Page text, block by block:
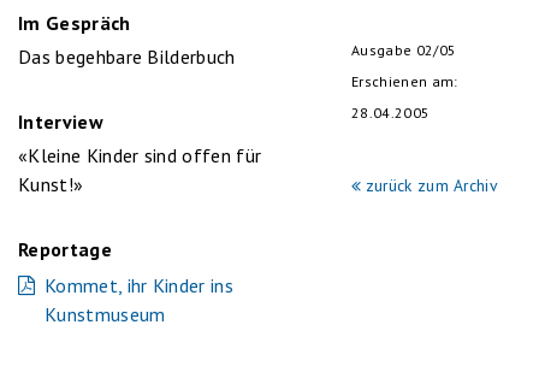
Im Gespräch
Das begehbare Bilderbuch
Interview
«Kleine Kinder sind offen für
Kunst!»
Reportage
Kommet, ihr Kinder ins
Kunstmuseum
Ausgabe 02/05
Erschienen am:
28.04.2005
zurück zum Archiv